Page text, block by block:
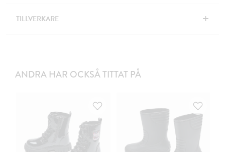
TILLVERKARE +
ANDRA HAR OCKSÅ TITTAT PÅ